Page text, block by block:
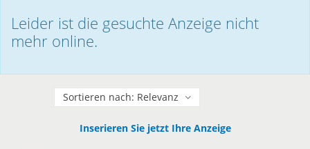
Leider ist die gesuchte Anzeige nicht
mehr online.
Sortieren
Inserieren Sie jetzt Ihre Anzeige